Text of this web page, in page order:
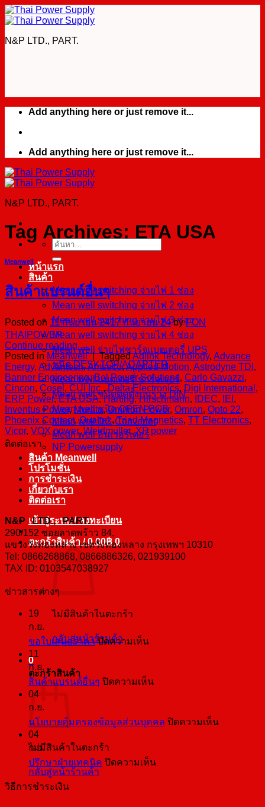
Skip
to
N&P LTD., PART.
Add anything here or just remove it...
Add anything here or just remove it...
N&P LTD., PART.
ค้นหา:
หน้าแรก
สินค้า
Mean well switching จ่ายไฟ 1 ช่อง
Mean well switching จ่ายไฟ 2 ช่อง
Mean well switching จ่ายไฟ 3 ช่อง
Mean well switching จ่ายไฟ 4 ช่อง
Mean well จ่ายไฟชาร์จแบตเตอรี่ UPS
ชนิด DESKTOP/ADAPTER
Mean well แบตเตอรี่ ชาร์จเจอร์
Mean well ชนิดติดตั้งบนราง DIN
Mean well ชนิด OPEN PCB
Mean well DC-Converter
Mean well อินเวอร์เตอร์
NP Powersupply
สินค้า Meanwell
โปรโมชั่น
การชำระเงิน
เกี่ยวกับเรา
ติดต่อเรา
เข้าสู่ระบบ / ลงทะเบียน
ตะกร้าสินค้า /0.00฿ 0
ไม่มีสินค้าในตะกร้า
กลับสู่หน้าร้านค้า
0
ตะกร้าสินค้า
ไม่มีสินค้าในตะกร้า
กลับสู่หน้าร้านค้า
Tag Archives: ETA USA
Meanwell
สินค้าแบรนด์อื่นๆ
Posted on 11 กันยายน 2417 กันยายน 24 byFON
THAIPOWER
Continue reading→
Posted in Meanwell | TaggedAdlink Technology, Advance
Energy, Advantech,Amseco,Applied Motion, Astrodyne TDI ,
Banner Engineering,Bel Power Solutions, Carlo Gavazzi,
Cincon, Cosel , CUI Inc.,Delta Electronics, Digi International ,
ERP Power,ETA USA,Harting,Hirschmann, IDEC, IEI ,
Inventus Power,Murata,Omnion Power, Omron, Opto 22,
Phoenix Contact,Qualtek,Triad Magnetics, TT Electronics,
Vicor, VOX power,Weidmuller,XP power
ติดต่อเรา
N&P LTD., PART.
290/152 ซอยลาดพร้าว 84,
แขวงวังทองหลาง เขตวังทองหลาง กรุงเทพฯ 10310
Tel: 0866268868, 0866886326, 021939100
TAX ID: 0103547038927
ข่าวสารต่างๆ
19
ก.ย.
ขอใบเสนอราคา ปิดความเห็นบน
เสนอ
11
ก.ย.
สินค้าแบรนด์อื่นๆ ปิดความเห็นบน
รนด์
04
ก.ย.
นโยบายคุ้มครองข้อมูลส่วนบุคคล ปิดความเห็นบน
04
ก.ย.
ปรึกษาฝ่ายเทคนิค ปิดความเห็นบน
วิธีการชำระเงิน